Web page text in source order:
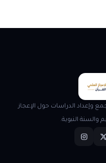
الدراسات حول الإعجاز
والسنة النبوية.